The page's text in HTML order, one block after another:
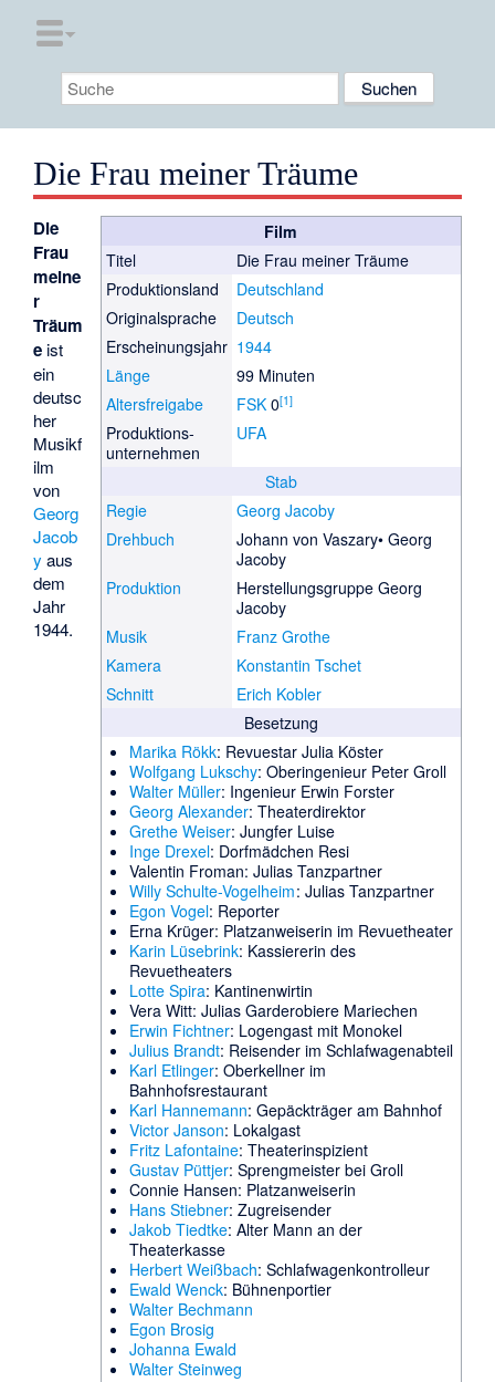
Die Frau meiner Träume
Film
Titel
Die Frau meiner Träume
Produktionsland
Deutschland
Originalsprache
Deutsch
Erscheinungsjahr 1944
Länge
99 Minuten
Altersfreigabe
FSK0[1]
Produktions­
unternehmen
UFA
Stab
Regie
Georg Jacoby
Drehbuch
Johann von Vaszary Georg
Jacoby
Produktion
Herstellungsgruppe Georg
Jacoby
Musik
Franz Grothe
Kamera
Konstantin Tschet
Schnitt
Erich Kobler
Besetzung
Marika Rökk: Revuestar Julia Köster
Wolfgang Lukschy: Oberingenieur Peter Groll
Walter Müller: Ingenieur Erwin Forster
Georg Alexander: Theaterdirektor
Grethe Weiser: Jungfer Luise
Inge Drexel: Dorfmädchen Resi
Valentin Froman: Julias Tanzpartner
Willy Schulte-Vogelheim: Julias Tanzpartner
Egon Vogel: Reporter
Erna Krüger: Platzanweiserin im Revuetheater
Karin Lüsebrink: Kassiererin des
Revuetheaters
Lotte Spira: Kantinenwirtin
Vera Witt: Julias Garderobiere Mariechen
Erwin Fichtner: Logengast mit Monokel
Julius Brandt: Reisender im Schlafwagenabteil
Karl Etlinger: Oberkellner im
Bahnhofsrestaurant
Karl Hannemann: Gepäckträger am Bahnhof
Victor Janson: Lokalgast
Fritz Lafontaine: Theaterinspizient
Gustav Püttjer: Sprengmeister bei Groll
Connie Hansen: Platzanweiserin
Hans Stiebner: Zugreisender
Jakob Tiedtke: Alter Mann an der
Theaterkasse
Herbert Weißbach: Schlafwagenkontrolleur
Ewald Wenck: Bühnenportier
Walter Bechmann
Egon Brosig
Johanna Ewald
Walter Steinweg
Die
Frau
meine
r
Träum
e ist
ein
deutsc
her
Musikf
ilm
von
Georg
Jacob
y aus
dem
Jahr
1944.